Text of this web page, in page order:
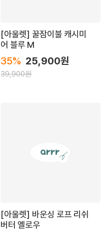
[아울렛] 꿀잠이불 캐시미
어 블루 M
35% 25,900원
39,900원
[아울렛] 바운싱 로프 리쉬
버터 옐로우